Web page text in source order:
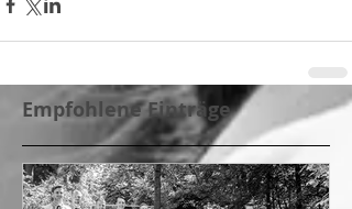
Empfohlene Einträge